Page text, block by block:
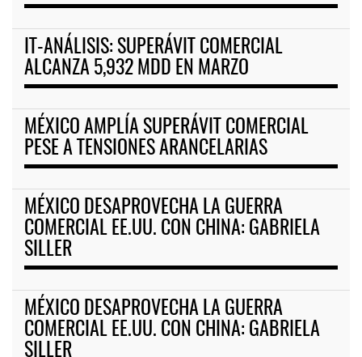
IT-ANÁLISIS: SUPERÁVIT COMERCIAL
ALCANZA 5,932 MDD EN MARZO
MÉXICO AMPLÍA SUPERÁVIT COMERCIAL
PESE A TENSIONES ARANCELARIAS
MÉXICO DESAPROVECHA LA GUERRA
COMERCIAL EE.UU. CON CHINA: GABRIELA
SILLER
MÉXICO DESAPROVECHA LA GUERRA
COMERCIAL EE.UU. CON CHINA: GABRIELA
SILLER